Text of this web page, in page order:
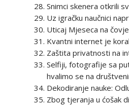
Snimci skenera otkrili
Uz igračku naučnici
Uticaj Mjeseca na
Kvantni internet je
Zaštita privatnosti na
Selfiji, fotografije sa
hvalimo se na
Dekodiranje nauke:
Zbog tjeranja u ćošak